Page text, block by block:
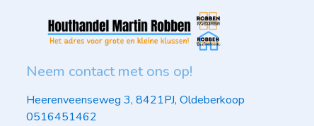
Neem contact met ons op!
Heerenveenseweg 3, 8421PJ, Oldeberkoop
0516451462